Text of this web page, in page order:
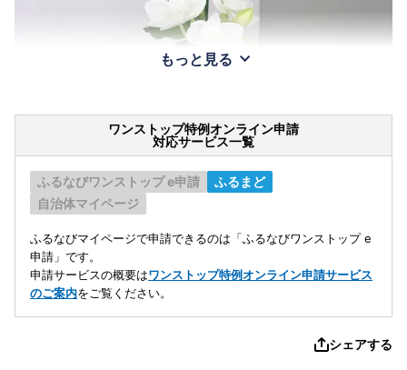
もっと見る
ワンストップ特例オンライン申請
対応サービス一覧
ふるなびワンストップ e申請
ふるまど
自治体マイページ
ふるなびマイページで申請できるのは「ふるなびワンストップ e
申請」です。
申請サービスの概要はワンストップ特例オンライン申請サービス
のご案内をご覧ください。
シェアする